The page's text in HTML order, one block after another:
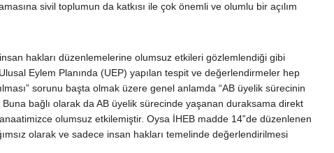
sivil toplumun da katkısı ile çok önemli ve olumlu bir açılım
hakları düzenlemelerine olumsuz etkileri gözlemlendiği gibi
Eylem Planında (UEP) yapılan tespit ve değerlendirmeler hep
sorunu başta olmak üzere genel anlamda “AB üyelik sürecinin
bağlı olarak da AB üyelik sürecinde yaşanan duraksama direkt
olumsuz etkilemiştir. Oysa İHEB madde 14‟de düzenlenen
olarak ve sadece insan hakları temelinde değerlendirilmesi